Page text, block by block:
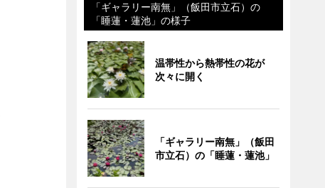
「ギャラリー南無」（飯田市立石）の
「睡蓮・蓮池」の様子
温帯性から熱帯性の花が
次々に開く
「ギャラリー南無」（飯田
市立石）の「睡蓮・蓮池」